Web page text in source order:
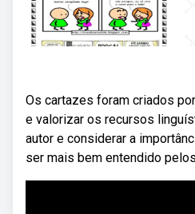
Os cartazes foram criados
e valorizar os recursos
autor e considerar a
ser mais bem entendido